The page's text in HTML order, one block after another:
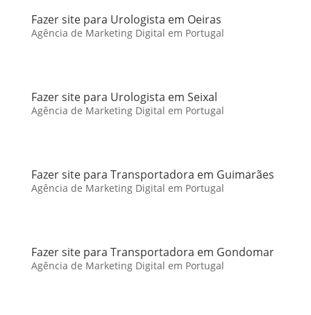
Fazer site para Urologista em Oeiras
Agência de Marketing Digital em Portugal
Fazer site para Urologista em Seixal
Agência de Marketing Digital em Portugal
Fazer site para Transportadora em Guimarães
Agência de Marketing Digital em Portugal
Fazer site para Transportadora em Gondomar
Agência de Marketing Digital em Portugal